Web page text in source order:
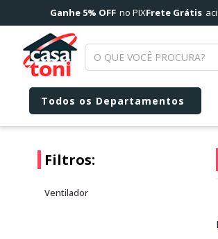
Ganhe 5% OFF no PIXFrete Grátis
Filtros:
Ventilador